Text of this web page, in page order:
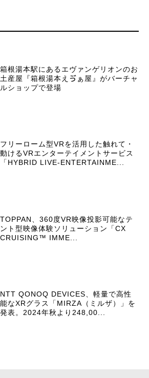
箱根湯本駅にあるエヴァンゲリオンのお
土産屋『箱根湯本えゔぁ屋』がバーチャ
ルショップで登場
フリーローム型VRを活用した触れて・
動けるVRエンターテイメントサービス
「HYBRID LIVE-ENTERTAINME...
TOPPAN、360度VR映像投影可能なテ
ント型映像体験ソリューション「CX
CRUISING™ IMME...
NTT QONOQ DEVICES、軽量で高性
能なXRグラス「MIRZA（ミルザ）」を
発表。2024年秋より248,00...